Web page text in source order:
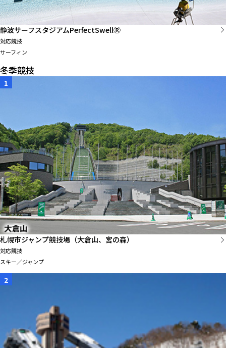
静波サーフスタジアムPerfectSwellⓇ
対応競技
サーフィン
冬季競技
1
札幌市ジャンプ競技場（大倉山、宮の森）
対応競技
スキー／ジャンプ
2